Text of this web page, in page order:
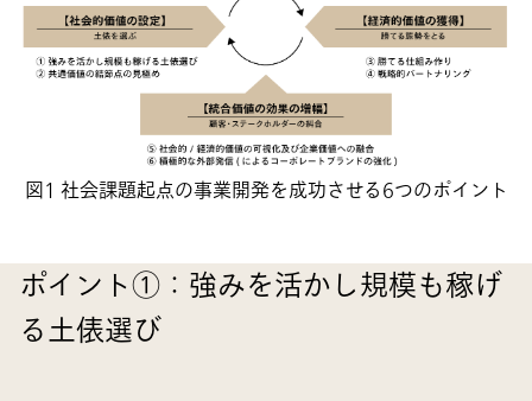
図1 社会課題起点の事業開発を成功させる6つのポイント
ポイント①：強みを活かし規模も稼げ
る土俵選び